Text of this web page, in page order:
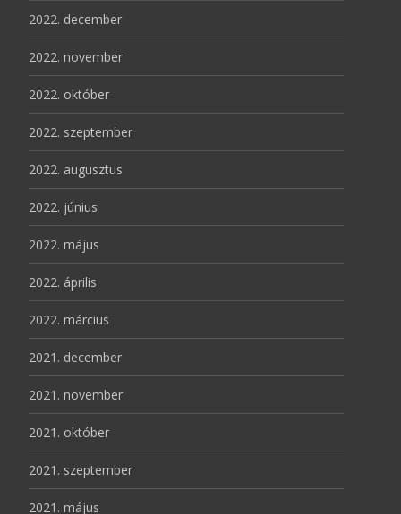
2022. december
2022. november
2022. október
2022. szeptember
2022. augusztus
2022. június
2022. május
2022. április
2022. március
2021. december
2021. november
2021. október
2021. szeptember
2021. május